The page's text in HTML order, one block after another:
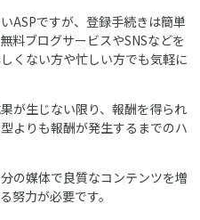
ASPですが、登録手続きは簡単
料ブログサービスやSNSなどを
くない方や忙しい方でも気軽に
が生じない限り、報酬を得られ
よりも報酬が発生するまでのハ
の媒体で良質なコンテンツを増
努力が必要です。